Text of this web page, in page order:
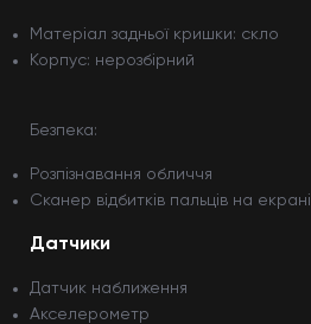
Матеріал задньої кришки: скло
Корпус: нерозбірний
Безпека:
Розпізнавання обличчя
Сканер відбитків пальців на екрані
Датчики
Датчик наближення
Акселерометр